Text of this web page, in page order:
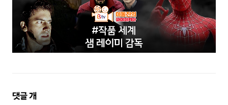
댓
댓글개